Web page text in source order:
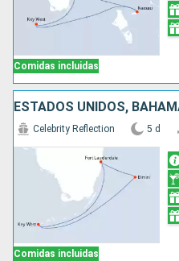
Comidas incluidas
ESTADOS UNIDOS,
Comidas incluidas
Celebrity Reflection 5 d